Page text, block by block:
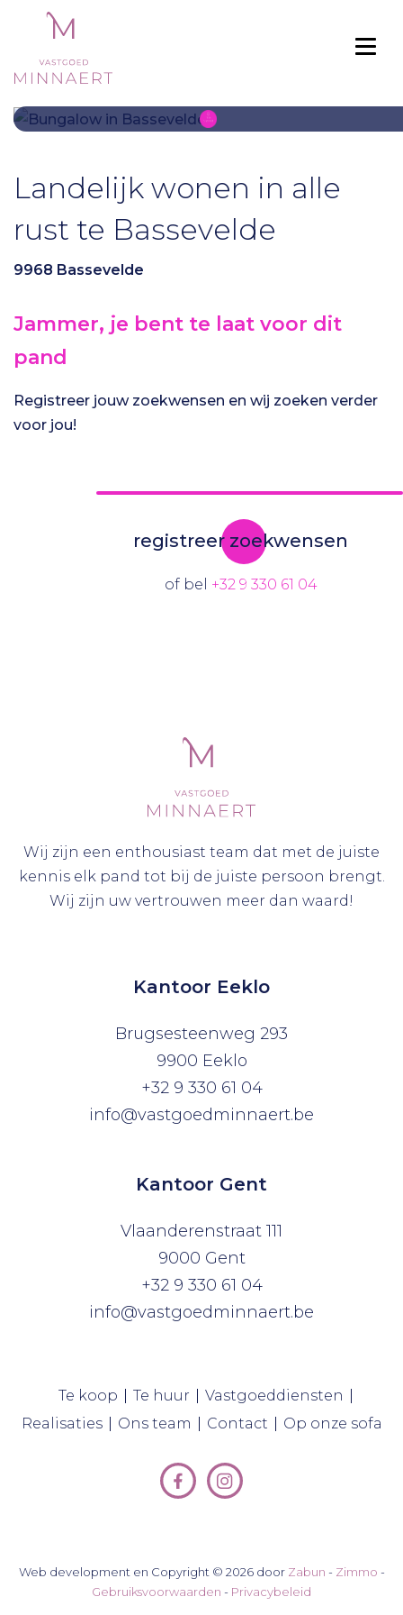
Landelijk wonen in alle
rust te Bassevelde
9968 Bassevelde
Jammer, je bent te laat voor dit
pand
Registreer jouw zoekwensen en wij zoeken verder
voor jou!
registreer zoekwensen
of bel +32 9 330 61 04
Wij zijn een enthousiast team dat met de juiste
kennis elk pand tot bij de juiste persoon brengt.
Wij zijn uw vertrouwen meer dan waard!
Kantoor Eeklo
Brugsesteenweg 293
9900 Eeklo
+32 9 330 61 04
info@vastgoedminnaert.be
Kantoor Gent
Vlaanderenstraat 111
9000 Gent
+32 9 330 61 04
info@vastgoedminnaert.be
Te koop (Te koop)
Te huur (Te huur)
Vastgoeddiensten
Realisaties(Realisaties)
Ons team (Ons team)
Contact(Contact)
Op onze sofa
Web development en Copyright © 2026 door Zabun - Zimmo -
Gebruiksvoorwaarden - Privacybeleid